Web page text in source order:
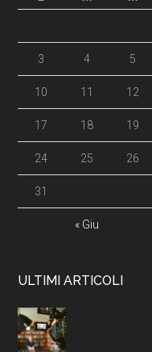
« Giu
3 4 5
10 11 12
17 18 19
24 25 26
31
ULTIMI ARTICOLI